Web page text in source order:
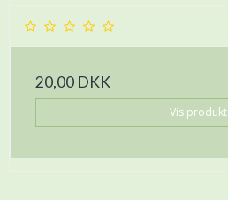
20,00 DKK
Vis produkt